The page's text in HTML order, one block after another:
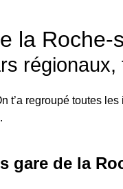
la Roche-
régionaux,
t’a regroupé toutes
gare de la